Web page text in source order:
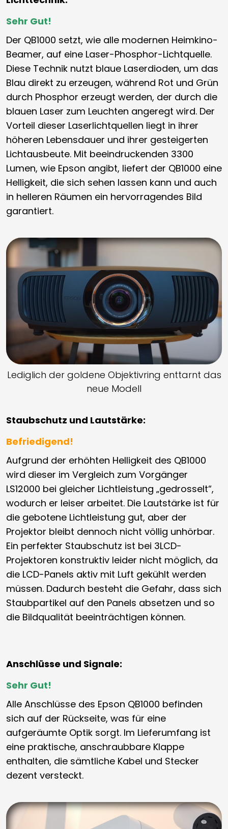
Sehr Gut!
Der QB1000 setzt, wie alle modernen Heimkino-
Beamer, auf eine Laser-Phosphor-Lichtquelle.
Diese Technik nutzt blaue Laserdioden, um das
Blau direkt zu erzeugen, während Rot und Grün
durch Phosphor erzeugt werden, der durch die
blauen Laser zum Leuchten angeregt wird. Der
Vorteil dieser Laserlichtquellen liegt in ihrer
höheren Lebensdauer und ihrer gesteigerten
Lichtausbeute. Mit beeindruckenden 3300
Lumen, wie Epson angibt, liefert der QB1000 eine
Helligkeit, die sich sehen lassen kann und auch
in helleren Räumen ein hervorragendes Bild
garantiert.
Lediglich der goldene Objektivring enttarnt das
neue Modell
Staubschutz und Lautstärke:
Befriedigend!
Aufgrund der erhöhten Helligkeit des QB1000
wird dieser im Vergleich zum Vorgänger
LS12000 bei gleicher Lichtleistung „gedrosselt“,
wodurch er leiser arbeitet. Die Lautstärke ist für
die gebotene Lichtleistung gut, aber der
Projektor bleibt dennoch nicht völlig unhörbar.
Ein perfekter Staubschutz ist bei 3LCD-
Projektoren konstruktiv leider nicht möglich, da
die LCD-Panels aktiv mit Luft gekühlt werden
müssen. Dadurch besteht die Gefahr, dass sich
Staubpartikel auf den Panels absetzen und so
die Bildqualität beeinträchtigen können.
Anschlüsse und Signale:
Sehr Gut!
Alle Anschlüsse des Epson QB1000 befinden
sich auf der Rückseite, was für eine
aufgeräumte Optik sorgt. Im Lieferumfang ist
eine praktische, anschraubbare Klappe
enthalten, die sämtliche Kabel und Stecker
dezent versteckt.